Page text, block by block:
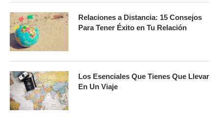
Relaciones a Distancia: 15 Consejos
Para Tener Éxito en Tu Relación
Los Esenciales Que Tienes Que Llevar
En Un Viaje